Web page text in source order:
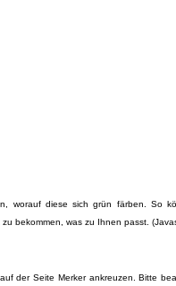
worauf diese sich grün färben. So
bekommen, was zu Ihnen passt.
der Seite Merker ankreuzen. Bitte